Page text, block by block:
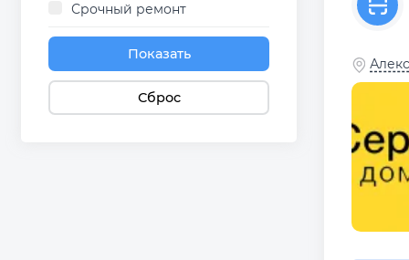
Срочный ремонт
Показать
Сброс